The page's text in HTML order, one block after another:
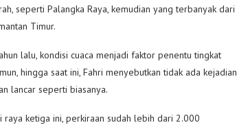
seperti Palangka Raya, kemudian yang terbanyak dari
Timur.
lalu, kondisi cuaca menjadi faktor penentu tingkat
hingga saat ini, Fahri menyebutkan tidak ada kejadian
lancar seperti biasanya.
raya ketiga ini, perkiraan sudah lebih dari 2.000